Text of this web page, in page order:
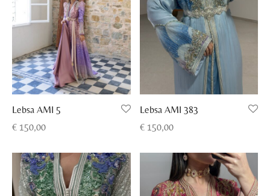
Lebsa AMI 5
€ 150,00
Lebsa AMI 383
€150,00